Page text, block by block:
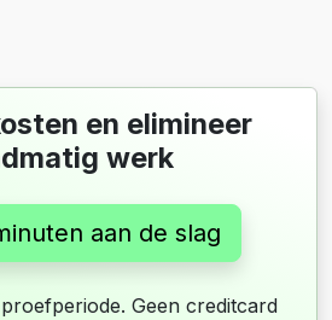
en elimineer
werk
aan de slag
Geen creditcard